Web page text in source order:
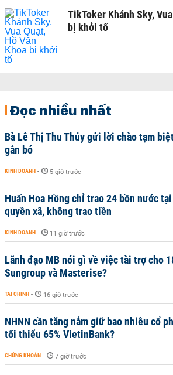
TikToker Khánh Sky,
bị khởi tố
Đọc nhiều nhất
Bà Lê Thị Thu Thủy gửi lời chào tạm
gắn bó
KINH DOANH - 5 giờ trước
Huấn Hoa Hồng chỉ trao 24 bồn nước
quyền xã, không trao tiền
KINH DOANH - 11 giờ trước
Lãnh đạo MB nói gì về việc tài trợ cho
Sungroup và Masterise?
TÀI CHÍNH - 16 giờ trước
NHNN cần tăng nắm giữ bao nhiêu cổ
tối thiểu 65% VietinBank?
CHỨNG KHOÁN - 7 giờ trước